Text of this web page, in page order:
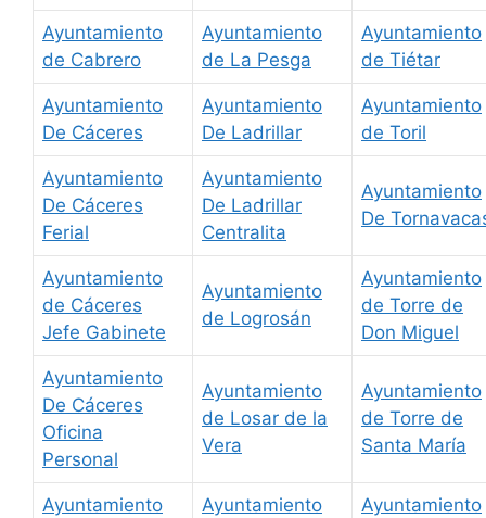
Ayuntamiento
de Cabrero
Ayuntamiento
de La Pesga
Ayuntamiento
de Tiétar
Ayuntamiento
De Cáceres
Ayuntamiento
De Ladrillar
Ayuntamiento
de Toril
Ayuntamiento
De Cáceres
Ferial
Ayuntamiento
De Ladrillar
Centralita
Ayuntamiento
De
Ayuntamiento
de Cáceres
Jefe Gabinete
Ayuntamiento
de Logrosán
Ayuntamiento
de Torre de
Don Miguel
Ayuntamiento
De Cáceres
Oficina
Personal
Ayuntamiento
de Losar de la
Vera
Ayuntamiento
de Torre de
Santa María
Ayuntamiento
Ayuntamiento
Ayuntamiento